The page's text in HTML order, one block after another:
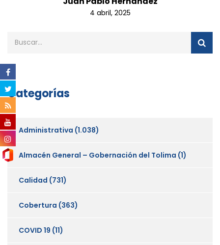
4 abril, 2025
Categorías
Administrativa (1.038)
Almacén General – Gobernación del Tolima (1)
Calidad (731)
Cobertura (363)
COVID 19 (11)